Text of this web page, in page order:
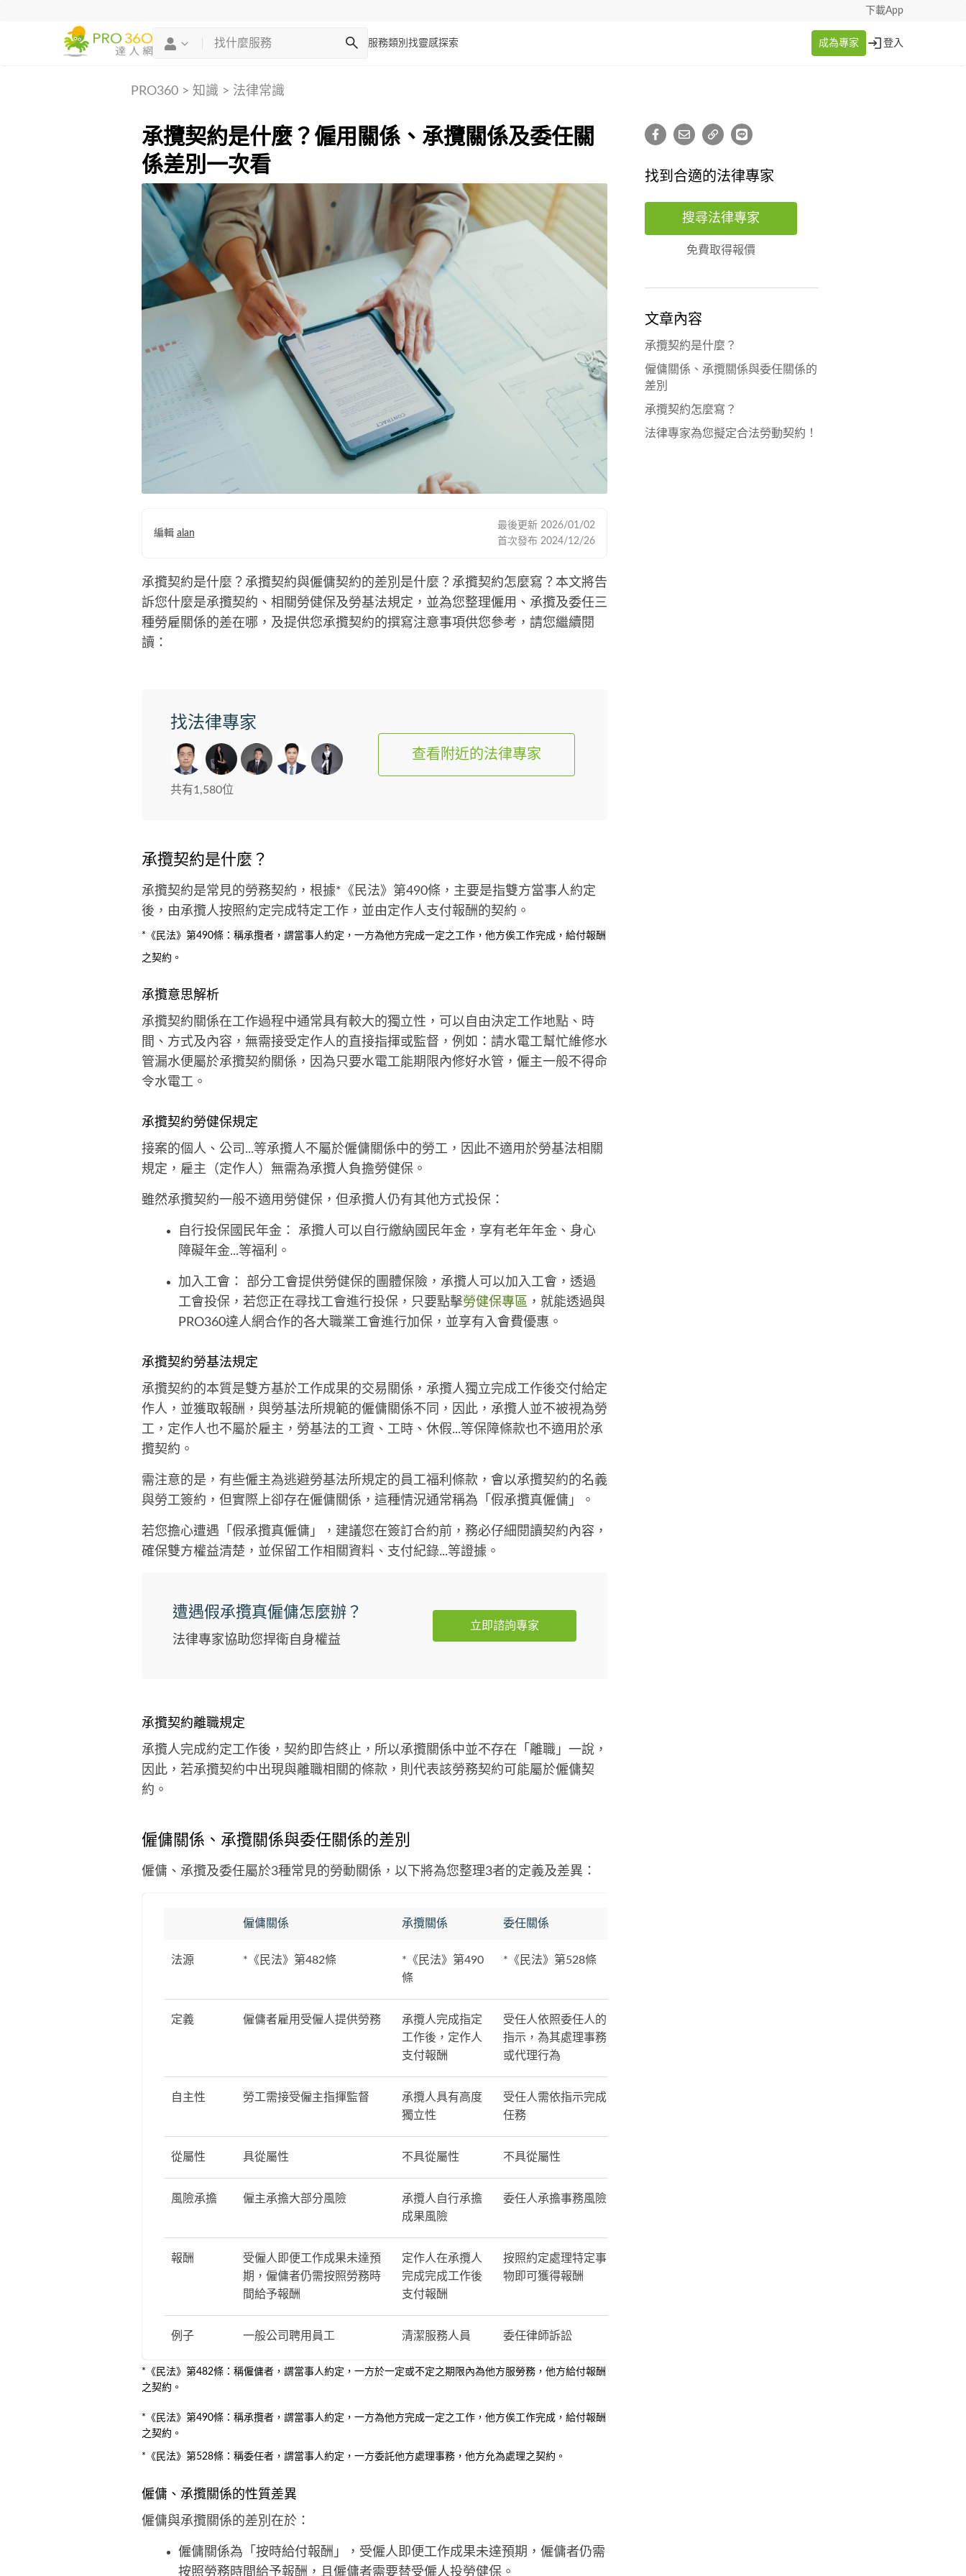
下載App
服務類別 找靈感探索 成為專家 登入
PRO360> 知識 > 法律常識
承攬契約是什麼？僱用關係、承攬關係及委任關
係差別一次看
承攬契約是什麼？承攬契約與僱傭契約的差別是什麼？承攬契約怎麼寫？本文將告
訴您什麼是承攬契約、相關勞健保及勞基法規定，並為您整理僱用、承攬及委任三
種勞雇關係的差在哪，及提供您承攬契約的撰寫注意事項供您參考，請您繼續閱
讀：
編輯 alan
最後更新 2026/01/02
首次發布 2024/12/26
找法律專家
共有1,580位
查看附近的法律專家
承攬契約是什麼？
承攬契約是常見的勞務契約，根據*《民法》第490條，主要是指雙方當事人約定
後，由承攬人按照約定完成特定工作，並由定作人支付報酬的契約。
*《民法》第490條：稱承攬者，謂當事人約定，一方為他方完成一定之工作，他方俟工作完成，給付報酬
之契約。
承攬意思解析
承攬契約關係在工作過程中通常具有較大的獨立性，可以自由決定工作地點、時
間、方式及內容，無需接受定作人的直接指揮或監督，例如：請水電工幫忙維修水
管漏水便屬於承攬契約關係，因為只要水電工能期限內修好水管，僱主一般不得命
令水電工。
承攬契約勞健保規定
接案的個人、公司...等承攬人不屬於僱傭關係中的勞工，因此不適用於勞基法相關
規定，雇主（定作人）無需為承攬人負擔勞健保。
雖然承攬契約一般不適用勞健保，但承攬人仍有其他方式投保：
自行投保國民年金： 承攬人可以自行繳納國民年金，享有老年年金、身心
障礙年金...等福利。
加入工會： 部分工會提供勞健保的團體保險，承攬人可以加入工會，透過
工會投保，若您正在尋找工會進行投保，只要點擊勞健保專區 ，就能透過與
PRO360達人網合作的各大職業工會進行加保，並享有入會費優惠。
承攬契約勞基法規定
承攬契約的本質是雙方基於工作成果的交易關係，承攬人獨立完成工作後交付給定
作人，並獲取報酬，與勞基法所規範的僱傭關係不同，因此，承攬人並不被視為勞
工，定作人也不屬於雇主，勞基法的工資、工時、休假...等保障條款也不適用於承
攬契約。
需注意的是，有些僱主為逃避勞基法所規定的員工福利條款，會以承攬契約的名義
與勞工簽約，但實際上卻存在僱傭關係，這種情況通常稱為「假承攬真僱傭」。
若您擔心遭遇「假承攬真僱傭」，建議您在簽訂合約前，務必仔細閱讀契約內容，
確保雙方權益清楚，並保留工作相關資料、支付紀錄...等證據。
遭遇假承攬真僱傭怎麼辦？
法律專家協助您捍衛自身權益
立即諮詢專家
承攬契約離職規定
​​承攬人完成約定工作後，契約即告終止，所以承攬關係中並不存在「離職」一說，
因此，若承攬契約中出現與離職相關的條款，則代表該勞務契約可能屬於僱傭契
約。
僱傭關係、承攬關係與委任關係的差別
僱傭、承攬及委任屬於3種常見的勞動關係，以下將為您整理3者的定義及差異：
僱傭關係 承攬關係 委任關係
法源 *《民法》第482條
*《民法》第490
條
*《民法》第528條
定義 僱傭者雇用受僱人提供勞務
承攬人完成指定
工作後，定作人
支付報酬
受任人依照委任人的
指示，為其處理事務
或代理行為
自主性 勞工需接受僱主指揮監督
承攬人具有高度
獨立性
受任人需依指示完成
任務
從屬性 具從屬性 不具從屬性 不具從屬性
風險承擔 僱主承擔大部分風險
承攬人自行承擔
成果風險
委任人承擔事務風險
報酬
受僱人即便工作成果未達預
期，僱傭者仍需按照勞務時
間給予報酬
定作人在承攬人
完成完成工作後
支付報酬
按照約定處理特定事
物即可獲得報酬
例子 一般公司聘用員工 清潔服務人員 委任律師訴訟
*《民法》第482條：稱僱傭者，謂當事人約定，一方於一定或不定之期限內為他方服勞務，他方給付報酬
之契約。
*《民法》第490條：稱承攬者，謂當事人約定，一方為他方完成一定之工作，他方俟工作完成，給付報酬
之契約。
*《民法》第528條：稱委任者，謂當事人約定，一方委託他方處理事務，他方允為處理之契約。
僱傭、承攬關係的性質差異
僱傭與承攬關係的差別在於：
僱傭關係為「按時給付報酬」，受僱人即便工作成果未達預期，僱傭者仍需
按照勞務時間給予報酬，且僱傭者需要替受僱人投勞健保。
找到合適的法律專家
搜尋法律專家
免費取得報價
文章內容
承攬契約是什麼？
僱傭關係、承攬關係與委任關係的
差別
承攬契約怎麼寫？
法律專家為您擬定合法勞動契約！